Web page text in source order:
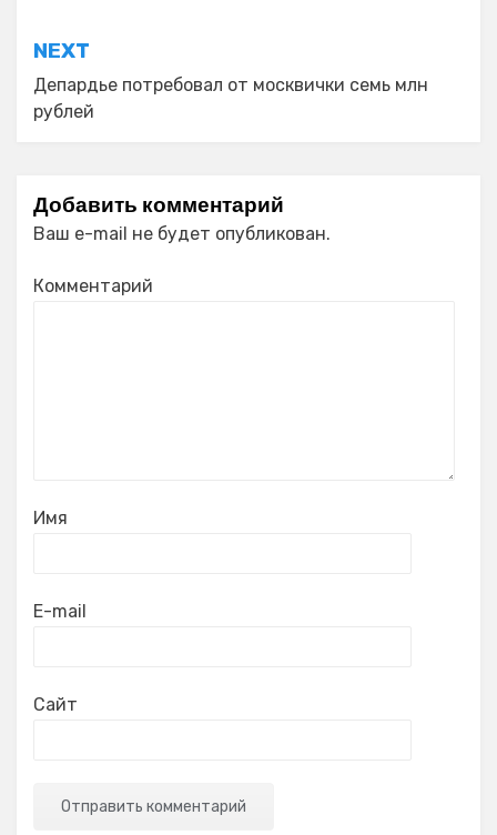
NEXT
Депардье потребовал от москвички семь млн
рублей
Добавить комментарий
Ваш e-mail не будет опубликован.
Комментарий
Имя
E-mail
Сайт